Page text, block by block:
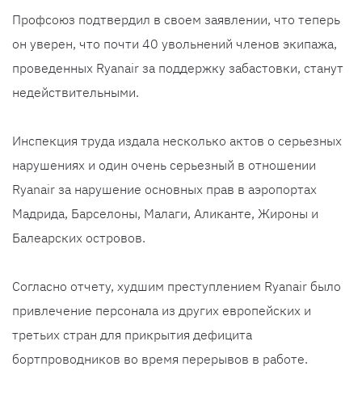
Профсоюз подтвердил в своем заявлении, что теперь
он уверен, что почти 40 увольнений членов экипажа,
проведенных Ryanair за поддержку забастовки, станут
недействительными.
Инспекция труда издала несколько актов о серьезных
нарушениях и один очень серьезный в отношении
Ryanair за нарушение основных прав в аэропортах
Мадрида, Барселоны, Малаги, Аликанте, Жироны и
Балеарских островов.
Согласно отчету, худшим преступлением Ryanair было
привлечение персонала из других европейских и
третьих стран для прикрытия дефицита
бортпроводников во время перерывов в работе.